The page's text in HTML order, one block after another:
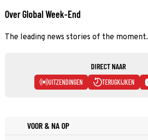
Over Global Week-End
The leading news stories of the moment.
DIRECT NAAR
UITZENDINGEN TERUGKIJKEN
VOOR & NA OP